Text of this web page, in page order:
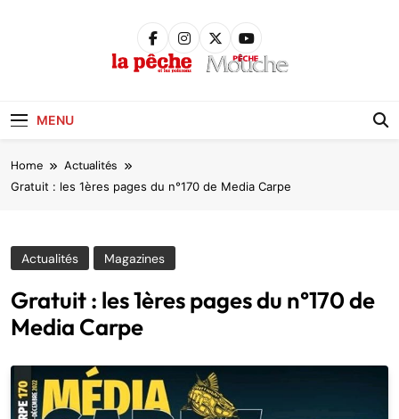
MENU
Home Actualités
Gratuit : les 1ères pages du n°170 de Media Carpe
Actualités Magazines
Gratuit : les 1ères pages du n°170 de
Media Carpe